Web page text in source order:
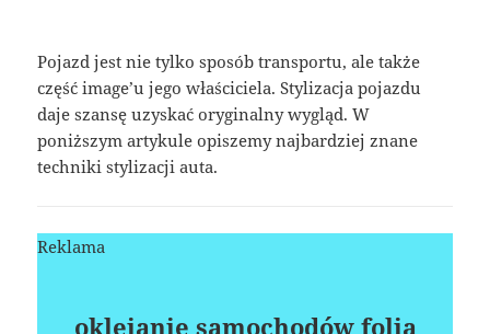
Pojazd jest nie tylko sposób transportu, ale także
część image’u jego właściciela. Stylizacja pojazdu
daje szansę uzyskać oryginalny wygląd. W
poniższym artykule opiszemy najbardziej znane
techniki stylizacji auta.
Reklama
oklejanie samochodów folią